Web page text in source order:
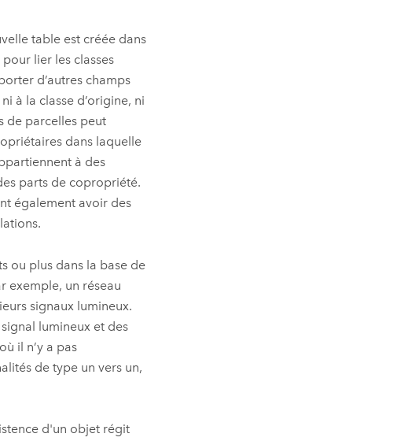
table est créée dans
lier les classes
d’autres champs
à la classe d’origine, ni
de parcelles peut
dans laquelle
à des
parts de copropriété.
également avoir des
ou plus dans la base de
exemple, un réseau
signaux lumineux.
lumineux et des
il n’y a pas
de type un vers un,
d'un objet régit